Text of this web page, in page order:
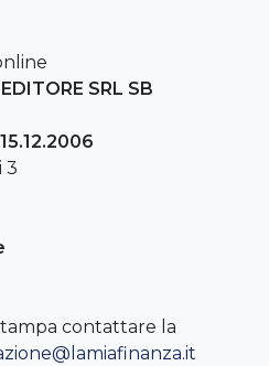
SRL SB
3
contattare la